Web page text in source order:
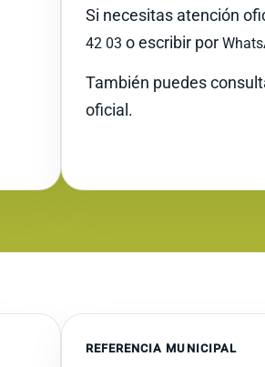
Si necesitas atención
42 03 o escribir por
También puedes
oficial.
REFERENCIA MUNICIPAL